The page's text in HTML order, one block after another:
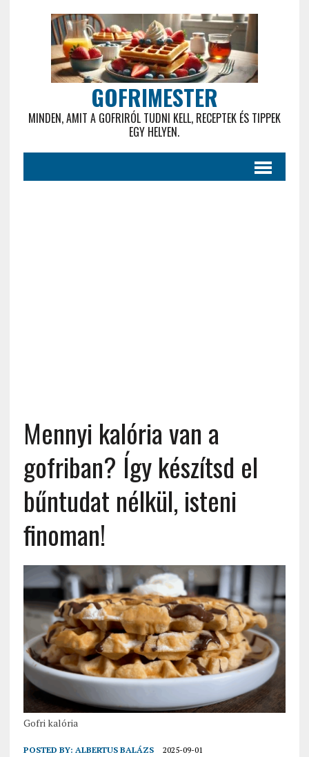
GOFRIMESTER
MINDEN, AMIT A GOFRIRÓL TUDNI KELL, RECEPTEK ÉS TIPPEK
EGY HELYEN.
Mennyi kalória van a
gofriban? Így készítsd el
bűntudat nélkül, isteni
finoman!
Gofri kalória
POSTED BY: ALBERTUS BALÁZS 2025-09-01